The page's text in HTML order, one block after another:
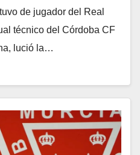
de jugador del Real
técnico del Córdoba CF
lució la…